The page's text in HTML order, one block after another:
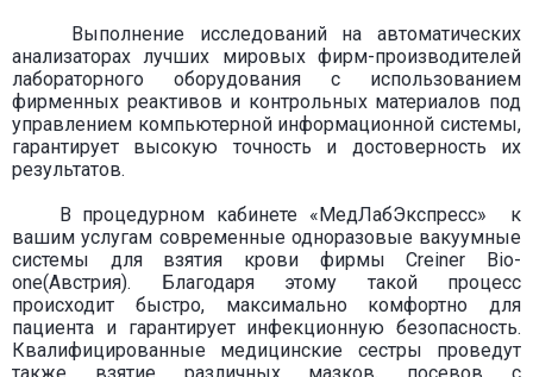
Выполнение исследований на автоматических
анализаторах лучших мировых фирм-производителей
лабораторного оборудования с использованием
фирменных реактивов и контрольных материалов под
управлением компьютерной информационной системы,
гарантирует высокую точность и достоверность их
результатов.
В процедурном кабинете «МедЛабЭкспресс»
к
вашим услугам современные одноразовые вакуумные
системы для взятия крови фирмы Creiner Bio-
one(Австрия). Благодаря этому такой процесс
происходит быстро, максимально комфортно для
пациента и гарантирует инфекционную безопасность.
Квалифицированные медицинские сестры проведут